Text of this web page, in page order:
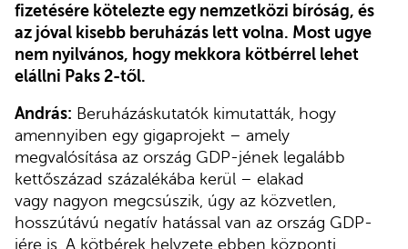
fizetésére kötelezte egy nemzetközi bíróság, és
az jóval kisebb beruházás lett volna. Most ugye
nem nyilvános, hogy mekkora kötbérrel lehet
elállni Paks 2-től.
András: Beruházáskutatók kimutatták, hogy
amennyiben egy gigaprojekt – amely
megvalósítása az ország GDP-jének legalább
kettőszázad százalékába kerül – elakad
vagy nagyon megcsúszik, úgy az közvetlen,
hosszútávú negatív hatással van az ország GDP-
jére is. A kötbérek helyzete ebben központi